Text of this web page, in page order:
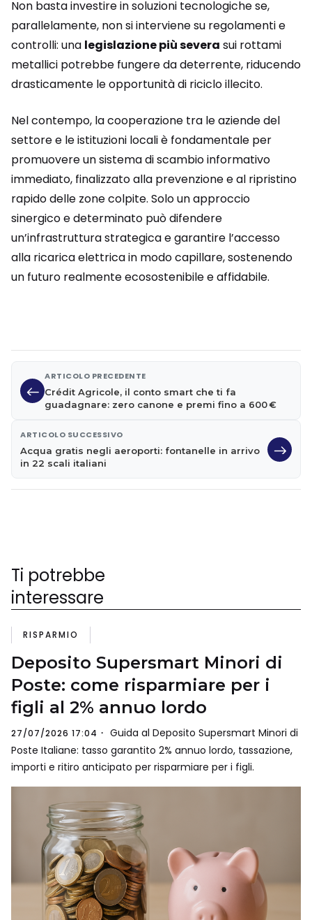
Non basta investire in soluzioni tecnologiche se,
parallelamente, non si interviene su regolamenti e
controlli: una legislazione più severa sui rottami
metallici potrebbe fungere da deterrente, riducendo
drasticamente le opportunità di riciclo illecito.
Nel contempo, la cooperazione tra le aziende del
settore e le istituzioni locali è fondamentale per
promuovere un sistema di scambio informativo
immediato, finalizzato alla prevenzione e al ripristino
rapido delle zone colpite. Solo un approccio
sinergico e determinato può difendere
un’infrastruttura strategica e garantire l’accesso
alla ricarica elettrica in modo capillare, sostenendo
un futuro realmente ecosostenibile e affidabile.
ARTICOLO PRECEDENTE
Crédit Agricole, il conto smart che ti fa
guadagnare: zero canone e premi fino a 600 €
ARTICOLO SUCCESSIVO
Acqua gratis negli aeroporti: fontanelle in arrivo
in 22 scali italiani
Ti potrebbe
interessare
RISPARMIO
Deposito Supersmart Minori di
Poste: come risparmiare per i
figli al 2% annuo lordo
27/07/2026 17:04
Guida al Deposito Supersmart Minori di
Poste Italiane: tasso garantito 2% annuo lordo, tassazione,
importi e ritiro anticipato per risparmiare per i figli.